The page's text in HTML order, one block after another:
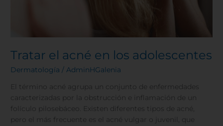
Tratar el acné en los adolescentes
Dermatología / AdminHGalenia
El término acné agrupa un conjunto de enfermedades
caracterizadas por la obstrucción e inflamación de un
folículo pilosebáceo. Existen diferentes tipos de acné,
pero el más frecuente es el acné vulgar o juvenil, que